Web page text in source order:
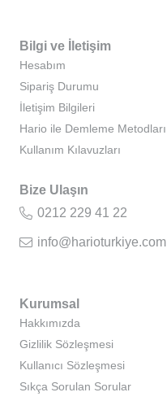
Bilgi ve İletişim
Hesabım
Sipariş Durumu
İletişim Bilgileri
Hario ile Demleme Metodları
Kullanım Kılavuzları
Bize Ulaşın
0212 229 41 22
info@harioturkiye.com
Kurumsal
Hakkımızda
Gizlilik Sözleşmesi
Kullanıcı Sözleşmesi
Sıkça Sorulan Sorular